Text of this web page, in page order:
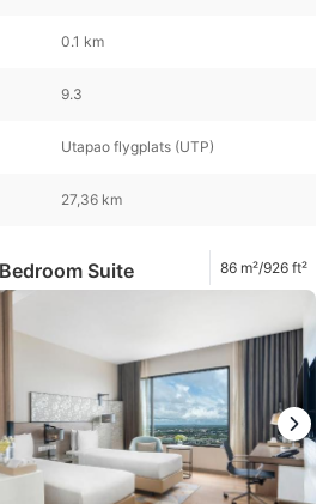
0.1 km
9.3
Utapao flygplats (UTP)
27,36 km
Suite 86 m²/926 ft²